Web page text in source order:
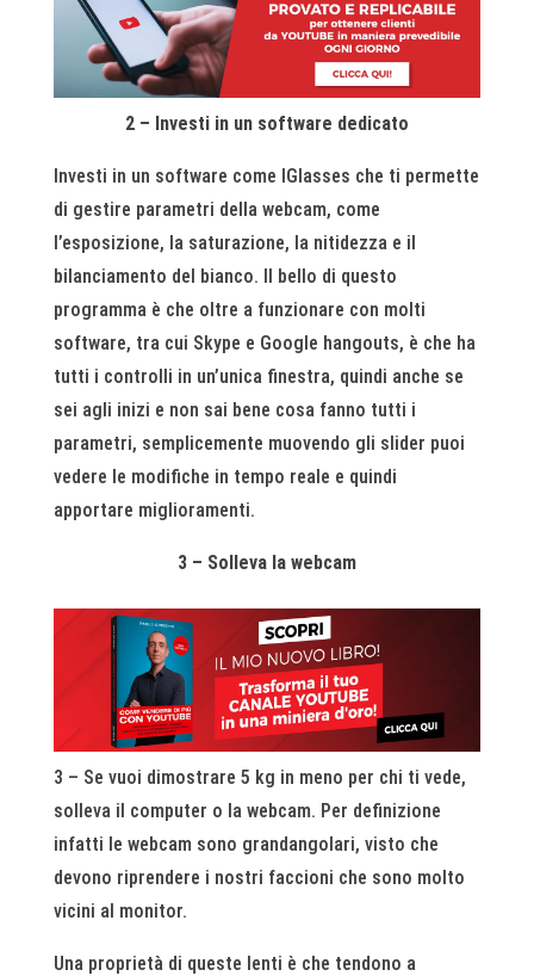
2 – Investi in un software dedicato
Investi in un software come IGlasses che ti permette
di gestire parametri della webcam, come
l’esposizione, la saturazione, la nitidezza e il
bilanciamento del bianco. Il bello di questo
programma è che oltre a funzionare con molti
software, tra cui Skype e Google hangouts, è che ha
tutti i controlli in un’unica finestra, quindi anche se
sei agli inizi e non sai bene cosa fanno tutti i
parametri, semplicemente muovendo gli slider puoi
vedere le modifiche in tempo reale e quindi
apportare miglioramenti.
3 – Solleva la webcam
3 – Se vuoi dimostrare 5 kg in meno per chi ti vede,
solleva il computer o la webcam. Per definizione
infatti le webcam sono grandangolari, visto che
devono riprendere i nostri faccioni che sono molto
vicini al monitor.
Una proprietà di queste lenti è che tendono a